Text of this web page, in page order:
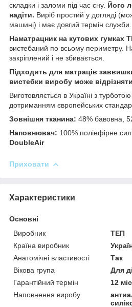
складки і заломи під час сну. Його
надіти. Виріб простий у догляді
машині) і має довгий термін служби.
Наматрацник на кутових гумках
вистебаний по всьому периметру.
закріплений і не збивається.
Підходить для матраців
вистебки виробу може
Виготовляється в Україні з
дотриманням європейських
Зовнішня тканина: 48% бавовна,
Наповнювач: 100% поліефірне
DoubleAir
Приховати
Характеристики
Основні
Виробник
ТЕП
Країна виробник
Анатомічні властивості
Так
Вікова група
Для
Гарантійний термін
12 міс
Наповнення виробу